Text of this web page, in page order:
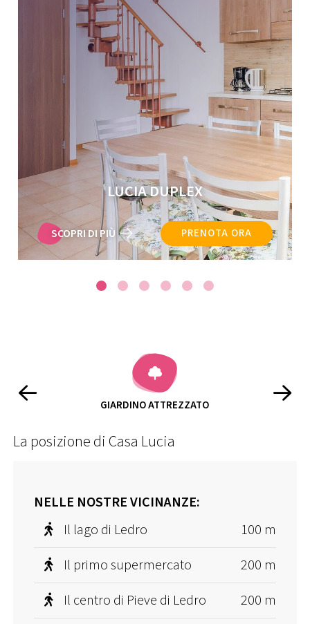
LUCIA DUPLEX PLUS
SCOPRI DI PIÙ PRENOTA ORA
LETTINI PRENDISOLE
La posizione di Casa Lucia
NELLE NOSTRE VICINANZE:
Il lago di Ledro
100 m
Il primo supermercato
200 m
Il centro di Pieve di Ledro
200 m